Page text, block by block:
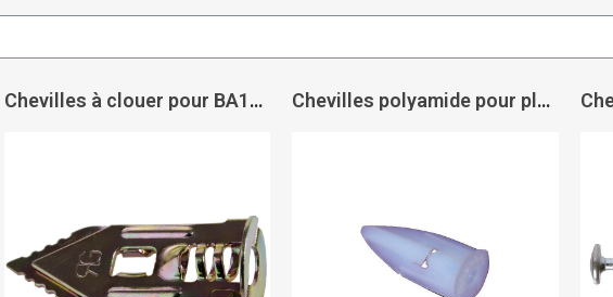
Chevilles à clouer pour BA13 avec patte à vis Gold - ING Chevilles polyamide pour plaques de plâtre Tacoplac - PRUNIER